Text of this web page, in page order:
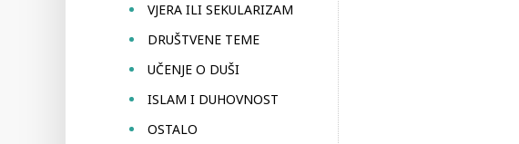
VJERA ILI SEKULARIZAM
DRUŠTVENE TEME
UČENJE O DUŠI
ISLAM I DUHOVNOST
OSTALO